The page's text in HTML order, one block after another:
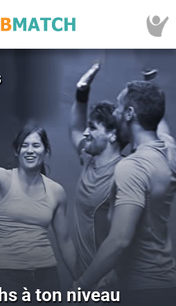
à ton niveau